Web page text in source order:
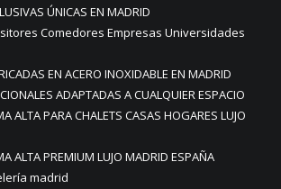
ÚNICAS EN MADRID
Comedores Empresas Universidades
EN ACERO INOXIDABLE EN MADRID
ADAPTADAS A CUALQUIER ESPACIO
ALTA PARA CHALETS CASAS HOGARES LUJO
ALTA PREMIUM LUJO MADRID ESPAÑA
madrid